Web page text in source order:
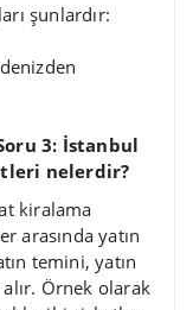
şunlardır:
3: İstanbul
nelerdir?
kiralama
arasında yatın
temini, yatın
Örnek olarak